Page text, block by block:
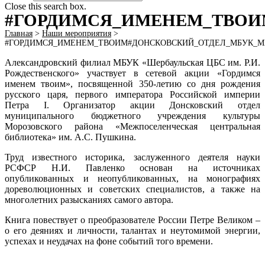
Close this search box.
Главная > Наши мероприятия >
Александровский филиал МБУК «Шербаульская ЦБС им. Р.И.
Рождественского» участвует в сетевой акции «Гордимся
именем твоим», посвященной 350-летию со дня рождения
русского царя, первого императора Российской империи
Петра I. Организатор акции Донсковский отдел
муниципального бюджетного учреждения культуры
Морозовского района «Межпоселенческая центральная
библиотека» им. А.С. Пушкина.
Труд известного историка, заслуженного деятеля науки
РСФСР Н.И. Павленко основан на источниках
опубликованных и неопубликованных, на монографиях
дореволюционных и советских специалистов, а также на
многолетних разысканиях самого автора.
Книга повествует о преобразователе России Петре Великом –
о его деяниях и личности, талантах и неутомимой энергии,
успехах и неудачах на фоне событий того времени.